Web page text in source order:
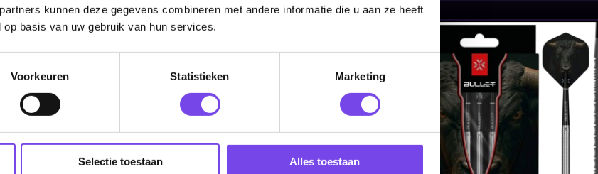
kunnen deze gegevens combineren met andere informatie die u aan ze heeft
basis van uw gebruik van hun services.
Voorkeuren Statistieken Marketing
Selectie toestaan Alles toestaan
€ 89.95 € 79.95